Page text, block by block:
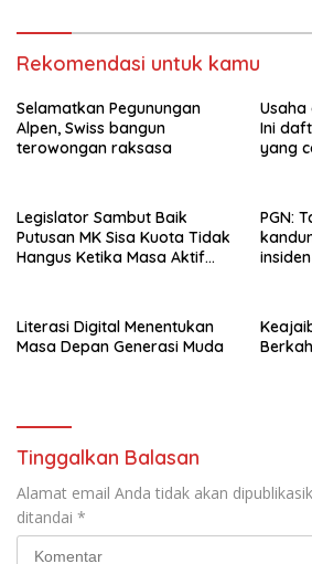
Rekomendasi untuk kamu
Selamatkan Pegunungan
Alpen, Swiss bangun
terowongan raksasa
Usaha
Ini
yang
Legislator Sambut Baik
Putusan MK Sisa Kuota Tidak
Hangus Ketika Masa Aktif
PGN:
Literasi Digital Menentukan
Masa Depan Generasi Muda
Berkah
Tinggalkan Balasan
Alamat email Anda tidak akan
ditandai *